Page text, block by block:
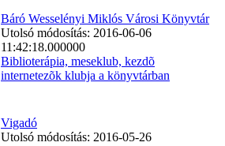
Báró Wesselényi Miklós Városi Könyvtár
Utolsó módosítás: 2016-06-06
11:42:18.000000
Biblioterápia, meseklub, kezdõ
internetezõk klubja a könyvtárban
Vigadó
Utolsó módosítás: 2016-05-26